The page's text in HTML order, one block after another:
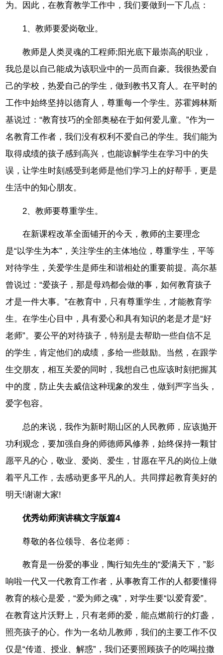
为。因此，在教育教学工作中，我们要做到一下几点：
1、教师要爱岗敬业。
教师是人类灵魂的工程师;阳光底下最崇高的职业，
我总是以自己能成为该职业中的一员而自豪。我很热爱自
己的学校，热爱自己的学生，做到教书又育人。在平时的
工作中始终坚持以德育人，尊重每一个学生。苏霍姆林斯
基说过：“教育技巧的全部奥秘在于如何爱儿童。”作为一
名教育工作者，我们没有权利不爱自己的学生。我们能为
取得成绩的孩子感到高兴，也能谅解学生在学习中的失
误，让学生时刻感受到老师是他们学习上的好帮手，更是
生活中的知心朋友。
2、教师要尊重学生。
在新课程改革全面铺开的今天，教师的主要理念
是“以学生为本”，关注学生的主体地位，尊重学生，平等
对待学生，关爱学生是师生和谐相处的重要前提。高尔基
曾说过：“爱孩子，那是母鸡都会做的事，如何教育孩子
才是一件大事。”在教育中，只有尊重学生，才能教育学
生。在学生心目中，具有爱心和具有知识的老是才是“好
老师”。要公平的对待孩子，特别是去帮助一些自信不足
的学生，肯定他们的成绩，多给一些鼓励。当然，在跟学
生交朋友，相互关爱的同时，我想自己也应该时刻把握其
中的度，防止失去威信这种现象的发生，做到严字当头，
爱字包容。
总的来说，我作为新时期山区的人民教师，应该抛开
功利观念，要加强自身的师德师风修养，始终保持一颗甘
愿平凡的心，敬业、爱岗、爱生，甘愿在平凡的岗位上做
着平凡工作，去感动更多平凡的人。共同撑起教育美好的
明天!谢谢大家!
优秀幼师演讲稿文字版篇4
尊敬的各位领导、各位老师：
教育是一份爱的事业，陶行知先生的“爱满天下，”影
响啦一代又一代教育工作者，从事教育工作的人都要懂得
教育的核心是爱，“爱为师之魂”，对学生要“以爱育爱”。
在教育这片沃野上，只有老师的爱，能点燃前行的灯盏，
照亮孩子的心。作为一名幼儿教师，我们的主要工作不仅
仅是“传道、授业、解惑”，我们还要照顾孩子的吃喝拉撒